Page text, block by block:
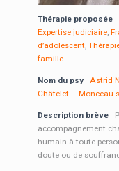
Nom du psy
Astrid
Châtelet – Monceau-
Thérapie proposée
Expertise judiciaire,
d’adolescent,
famille
Description brève
accompagnement
humain à toute
doute ou de